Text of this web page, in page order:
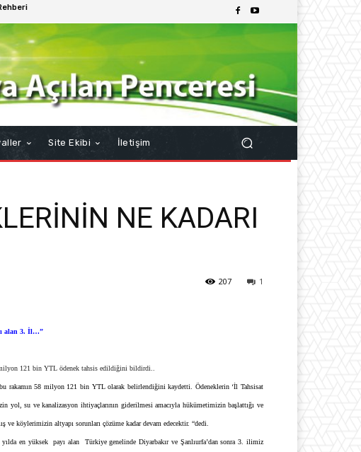
Site Ekibi İletişim
NE KADARI
1
207
alan 3. İl…”
121 bin YTL ödenek tahsis edildiğini bildirdi..
rakamın 58 milyon 121 bin YTL olarak belirlendiğini kaydetti. Ödeneklerin ‘İl Tahsisat
yol, su ve kanalizasyon ihtiyaçlarının giderilmesi amacıyla hükümetimizin başlattığı ve
köylerimizin altyapı sorunları çözüme kadar devam edecektir. “dedi.
en yüksek payı alan Türkiye genelinde Diyarbakır ve Şanlıurfa’dan sonra 3. ilimiz